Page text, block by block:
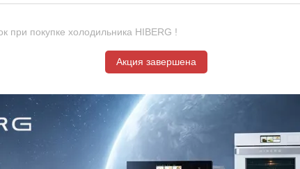
Наматрасники
мебель
Кресла для офиса
улицы
Шезлонги и зонты
при покупке холодильника HIBERG !
Акция завершена